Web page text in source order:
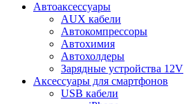
Автоаксессуары
AUX кабели
Автокомпрессоры
Автохимия
Автохолдеры
Зарядные устройства 12V
Аксессуары для смартфонов
USB кабели